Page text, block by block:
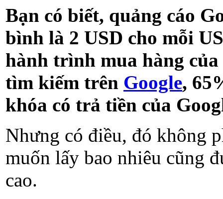
Bạn có biết, quảng cáo
bình là 2 USD cho mỗi
hành trình mua hàng
tìm kiếm trên Google,
khóa có trả tiền của
Nhưng có điều, đó không
muốn lấy bao nhiêu cũng
cao.